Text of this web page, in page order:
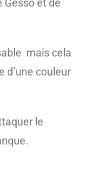
Gesso et de
mais cela
d’une couleur
le